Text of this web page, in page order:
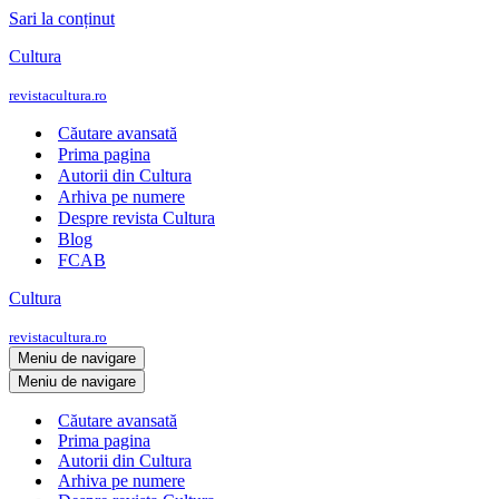
Sari la conținut
Cultura
revistacultura.ro
Căutare avansată
Prima pagina
Autorii din Cultura
Arhiva pe numere
Despre revista Cultura
Blog
FCAB
Cultura
revistacultura.ro
Meniu de navigare
Meniu de navigare
Căutare avansată
Prima pagina
Autorii din Cultura
Arhiva pe numere